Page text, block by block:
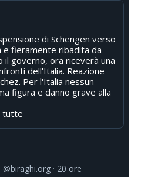
di Schengen verso
e fieramente ribadita da
il governo, ora riceverà una
dell'Italia. Reazione
Per l'Italia nessun
figura e danno grave alla
tutte
@biraghi.org 20 ore